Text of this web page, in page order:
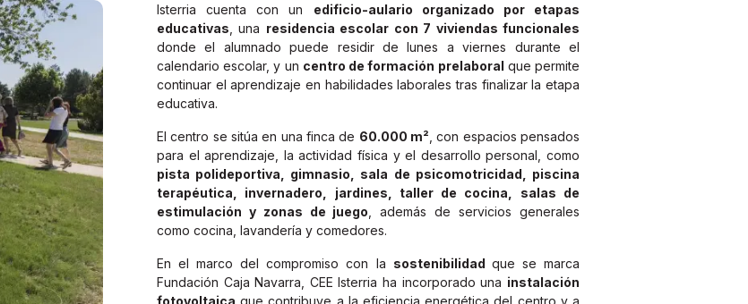
Isterria cuenta con un edificio-aulario organizado por etapas
educativas , una residencia escolar con 7 viviendas funcionales
donde el alumnado puede residir de lunes a viernes durante el
calendario escolar, y un centro de formación prelaboral que permite
continuar el aprendizaje en habilidades laborales tras finalizar la etapa
educativa.
El centro se sitúa en una finca de 60.000 m² , con espacios pensados
para el aprendizaje, la actividad física y el desarrollo personal, como
pista polideportiva, gimnasio, sala de psicomotricidad, piscina
terapéutica, invernadero, jardines, taller de cocina, salas de
estimulación y zonas de juego , además de servicios generales
como cocina, lavandería y comedores.
En el marco del compromiso con la sostenibilidad que se marca
Fundación Caja Navarra, CEE Isterria ha incorporado una instalación
fotovoltaica que contribuye a la eficiencia energética del centro y a